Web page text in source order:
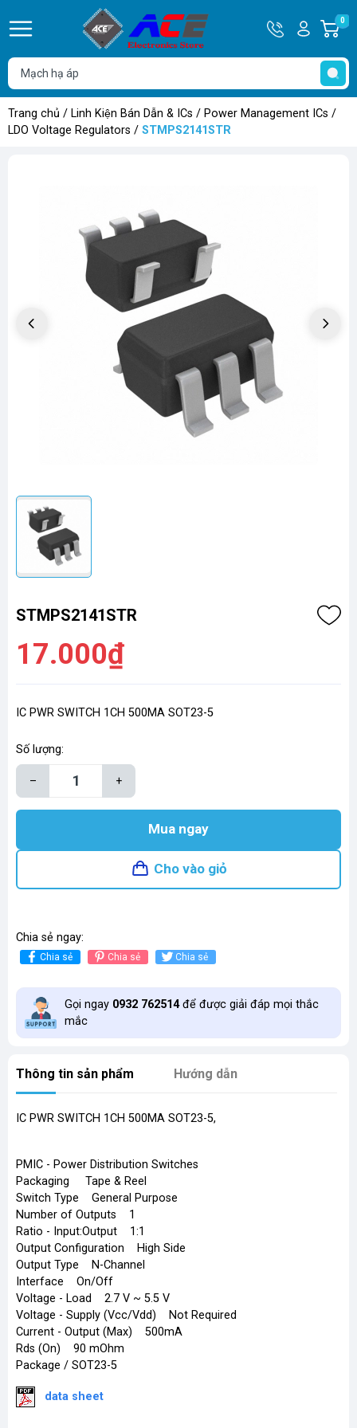
Hotline
0932
762514
Tài
khoản
Hello,
Khách
0
Trang chủ / Linh Kiện Bán Dẫn & ICs / Power Management ICs /
LDO Voltage Regulators / STMPS2141STR
STMPS2141STR
17.000₫
IC PWR SWITCH 1CH 500MA SOT23-5
Số lượng:
– +
Mua ngay
Cho vào giỏ
Chia sẻ ngay:
Chia sẻ Chia sẻ Chia sẻ
Gọi ngay 0932 762514để được giải đáp mọi thắc
mắc
Thông tin sản phẩm Hướng dẫn
IC PWR SWITCH 1CH 500MA SOT23-5,
PMIC - Power Distribution Switches
Packaging Tape & Reel
Switch Type General Purpose
Number of Outputs 1
Ratio - Input:Output 1:1
Output Configuration High Side
Output Type N-Channel
Interface On/Off
Voltage - Load 2.7 V ~ 5.5 V
Voltage - Supply (Vcc/Vdd) Not Required
Current - Output (Max) 500mA
Rds (On) 90 mOhm
Package / SOT23-5
data sheet